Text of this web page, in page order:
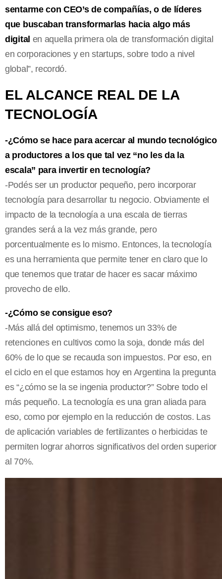
sentarme con CEO’s de compañías, o de líderes
que buscaban transformarlas hacia algo más
digital en aquella primera ola de transformación digital
en corporaciones y en startups, sobre todo a nivel
global”, recordó.
EL ALCANCE REAL DE LA
TECNOLOGÍA
-¿Cómo se hace para acercar al mundo tecnológico
a productores a los que tal vez “no les da la
escala” para invertir en tecnología?
-Podés ser un productor pequeño, pero incorporar
tecnología para desarrollar tu negocio. Obviamente el
impacto de la tecnología a una escala de tierras
grandes será a la vez más grande, pero
porcentualmente es lo mismo. Entonces, la tecnología
es una herramienta que permite tener en claro que lo
que tenemos que tratar de hacer es sacar máximo
provecho de ello.
-¿Cómo se consigue eso?
-Más allá del optimismo, tenemos un 33% de
retenciones en cultivos como la soja, donde más del
60% de lo que se recauda son impuestos. Por eso, en
el ciclo en el que estamos hoy en Argentina la pregunta
es “¿cómo se la se ingenia productor?” Sobre todo el
más pequeño. La tecnología es una gran aliada para
eso, como por ejemplo en la reducción de costos. Las
de aplicación variables de fertilizantes o herbicidas te
permiten lograr ahorros significativos del orden superior
al 70%.